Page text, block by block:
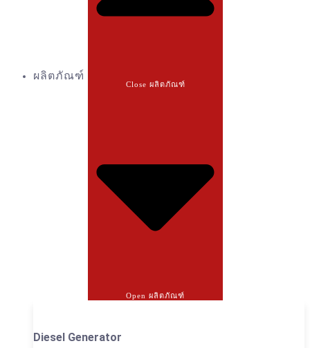
ผลิตภัณฑ์
Close ผลิตภัณฑ์
Open ผลิตภัณฑ์
Diesel Generator